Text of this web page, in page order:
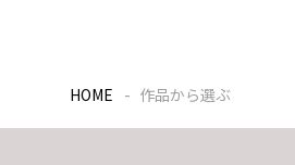
HOME 作品から選ぶ